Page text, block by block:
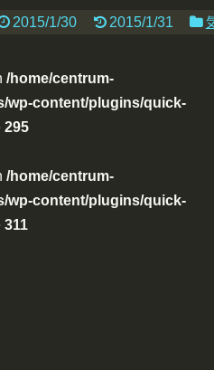
2015/1/30 2015/1/31
/home/centrum-
wp-content/plugins/quick-
295
/home/centrum-
wp-content/plugins/quick-
311